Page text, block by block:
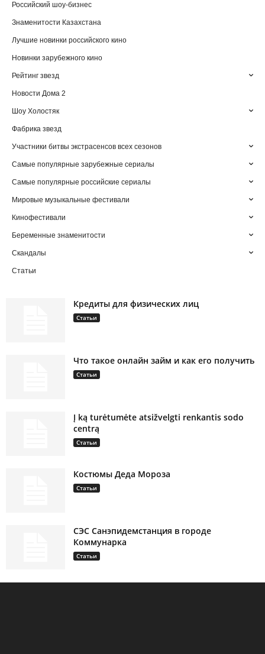
Российский шоу-бизнес
Знаменитости Казахстана
Лучшие новинки российского кино
Новинки зарубежного кино
Рейтинг звезд
Новости Дома 2
Шоу Холостяк
Фабрика звезд
Участники битвы экстрасенсов всех сезонов
Самые популярные зарубежные сериалы
Самые популярные российские сериалы
Мировые музыкальные фестивали
Кинофестивали
Беременные знаменитости
Скандалы
Статьи
Кредиты для физических лиц
Статьи
Что такое онлайн займ и как его получить
Статьи
Į ką turėtumėte atsižvelgti renkantis sodo
centrą
Статьи
Костюмы Деда Мороза
Статьи
СЭС Санэпидемстанция в городе
Коммунарка
Статьи